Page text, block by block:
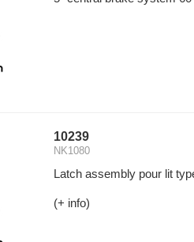
10239
NK1080
Latch assembly pour lit
(+ info)